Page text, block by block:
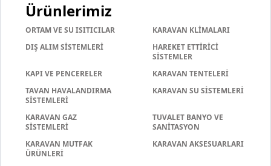
Ürünlerimiz
ORTAM VE SU ISITICILAR
KARAVAN KLİMALARI
DIŞ ALIM SİSTEMLERİ
HAREKET ETTİRİCİ
SİSTEMLER
KAPI VE PENCERELER
KARAVAN TENTELERİ
TAVAN HAVALANDIRMA
SİSTEMLERİ
KARAVAN SU SİSTEMLERİ
KARAVAN GAZ
SİSTEMLERİ
TUVALET BANYO VE
SANİTASYON
KARAVAN MUTFAK
ÜRÜNLERİ
KARAVAN AKSESUARLARI